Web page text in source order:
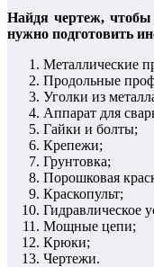
Найдя чертеж, чтобы
нужно подготовить
Металлические
Продольные
Уголки из
Аппарат для
Гайки и болты;
Крепежи;
Грунтовка;
Порошковая
Краскопульт;
Гидравлическое
Мощные цепи;
Крюки;
Чертежи.